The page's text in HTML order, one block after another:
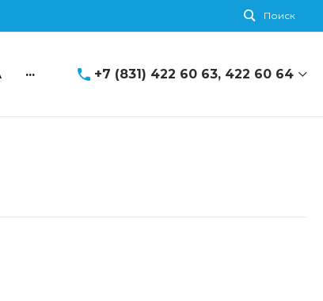
Поиск
... +7 (831) 422 60 63, 422 60 64